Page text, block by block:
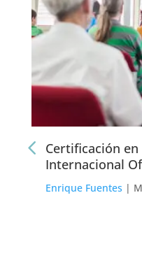
Certificación en
Internacional
Enrique Fuentes |